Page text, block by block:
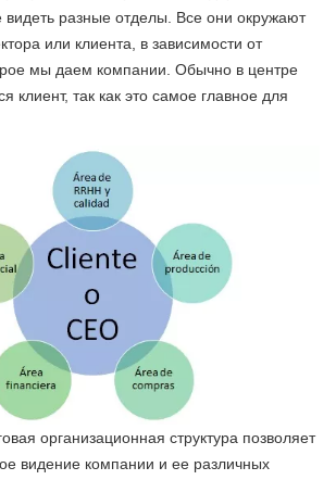
видеть разные отделы. Все они окружают
или клиента, в зависимости от
мы даем компании. Обычно в центре
клиент, так как это самое главное для
организационная структура позволяет
видение компании и ее различных